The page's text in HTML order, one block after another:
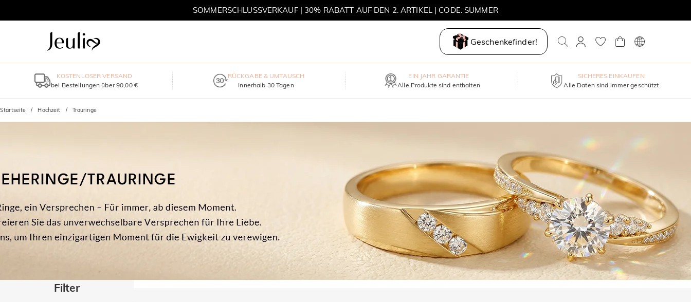
SOMMERSCHLUSSVERKAUF | 30% RABATT AUF DEN 2. ARTIKEL | CODE: SUMMER
Geschenkefinder!
KOSTENLOSER VERSAND
bei Bestellungen über 90,00 €
RÜCKGABE & UMTAUSCH
Innerhalb 30 Tagen
EIN JAHR GARANTIE
Alle Produkte sind enthalten
SICHERES EINKAUFEN
Alle Daten sind immer geschützt
Startseite Hochzeit Trauringe
Filter